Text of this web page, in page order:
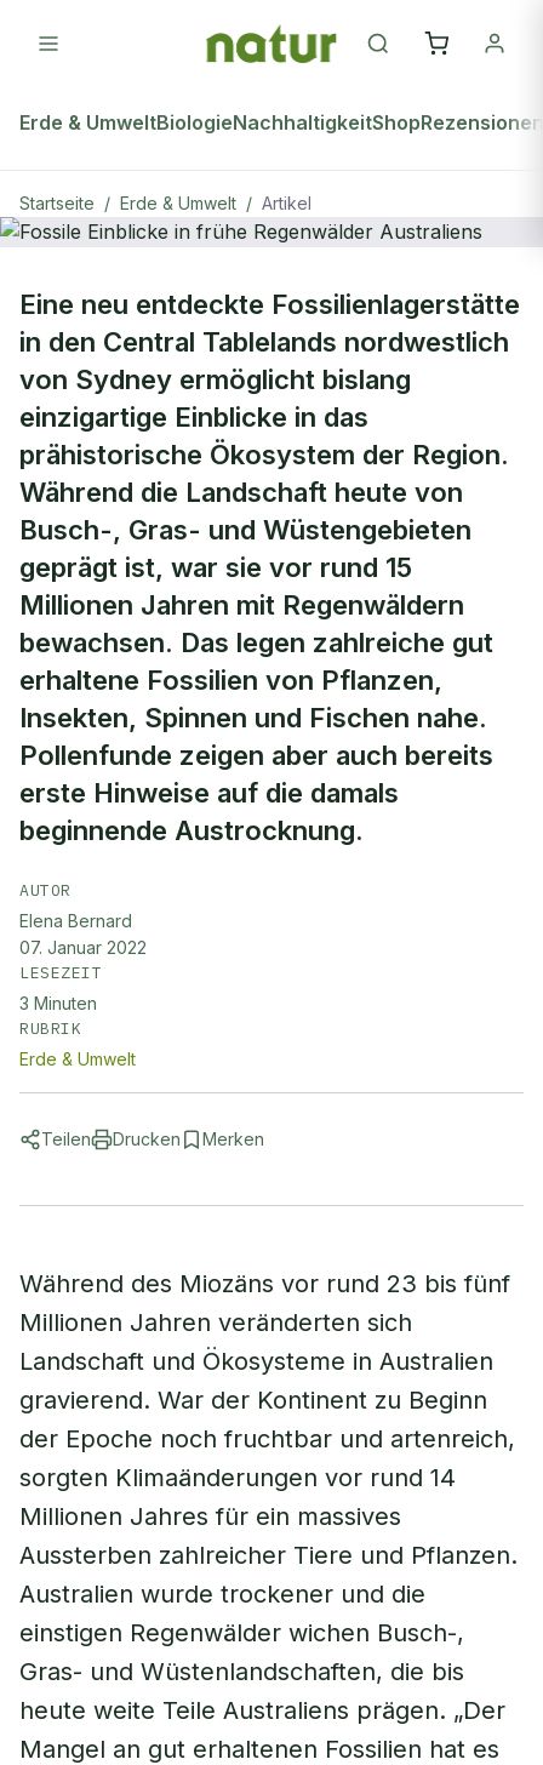
Erde & UmweltBiologieNachhaltigkeitShopRezensionen
Startseite / Erde & Umwelt / Artikel
Fossile Einblicke in frühe
Regenwälder Australiens
Eine neu entdeckte Fossilienlagerstätte
in den Central Tablelands nordwestlich
von Sydney ermöglicht bislang
einzigartige Einblicke in das
prähistorische Ökosystem der Region.
Während die Landschaft heute von
Busch-, Gras- und Wüstengebieten
geprägt ist, war sie vor rund 15
Millionen Jahren mit Regenwäldern
bewachsen. Das legen zahlreiche gut
erhaltene Fossilien von Pflanzen,
Insekten, Spinnen und Fischen nahe.
Pollenfunde zeigen aber auch bereits
erste Hinweise auf die damals
beginnende Austrocknung.
AUTOR
Elena Bernard
07. Januar 2022
LESEZEIT
3 Minuten
RUBRIK
Erde & Umwelt
Teilen Drucken Merken
Während des Miozäns vor rund 23 bis fünf
Millionen Jahren veränderten sich
Landschaft und Ökosysteme in Australien
gravierend. War der Kontinent zu Beginn
der Epoche noch fruchtbar und artenreich,
sorgten Klimaänderungen vor rund 14
Millionen Jahres für ein massives
Aussterben zahlreicher Tiere und Pflanzen.
Australien wurde trockener und die
einstigen Regenwälder wichen Busch-,
Gras- und Wüstenlandschaften, die bis
heute weite Teile Australiens prägen. „Der
Mangel an gut erhaltenen Fossilien hat es